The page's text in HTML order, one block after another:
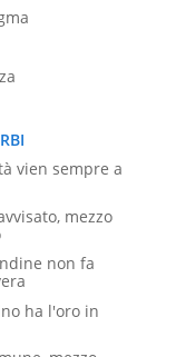
vien sempre a
mezzo
non fa
ha l'oro in